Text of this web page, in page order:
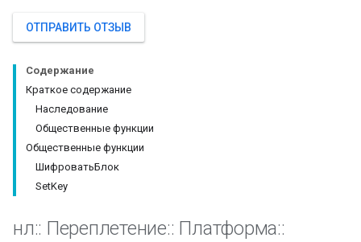
ОТПРАВИТЬ ОТЗЫВ
Содержание
Краткое содержание
Наследование
Общественные функции
Общественные функции
ШифроватьБлок
SetKey
нл:: Переплетение:: Платформа::